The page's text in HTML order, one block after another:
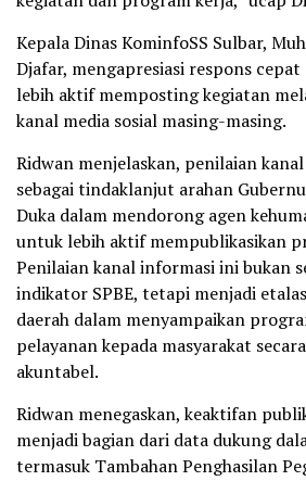
Kepala Dinas KominfoSS Sulbar,
Djafar, mengapresiasi respons
lebih aktif memposting kegiatan
kanal media sosial masing-masing.
Ridwan menjelaskan, penilaian
sebagai tindaklanjut arahan
Duka dalam mendorong agen
untuk lebih aktif mempublikasikan
Penilaian kanal informasi ini bukan
indikator SPBE, tetapi menjadi
daerah dalam menyampaikan
pelayanan kepada masyarakat
akuntabel.
Ridwan menegaskan, keaktifan
menjadi bagian dari data dukung
termasuk Tambahan Penghasilan